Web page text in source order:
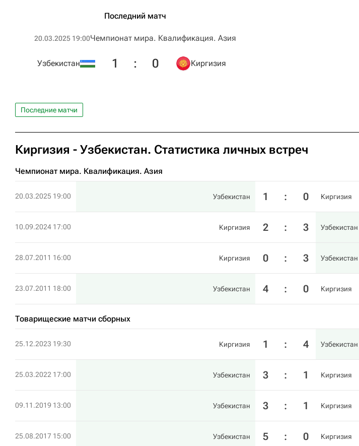
Последний матч
20.03.2025 19:00Чемпионат мира. Квалификация. Азия
Узбекистан 1 : 0 Киргизия
Последние матчи
Киргизия - Узбекистан. Статистика личных встреч
Чемпионат мира. Квалификация. Азия
20.03.2025 19:00 Узбекистан 1 : 0 Киргизия
10.09.2024 17:00 Киргизия 2 : 3 Узбекистан
28.07.2011 16:00 Киргизия 0 : 3 Узбекистан
23.07.2011 18:00 Узбекистан 4 : 0 Киргизия
Товарищеские матчи сборных
25.12.2023 19:30 Киргизия 1 : 4 Узбекистан
25.03.2022 17:00 Узбекистан 3 : 1 Киргизия
09.11.2019 13:00 Узбекистан 3 : 1 Киргизия
25.08.2017 15:00 Узбекистан 5 : 0 Киргизия